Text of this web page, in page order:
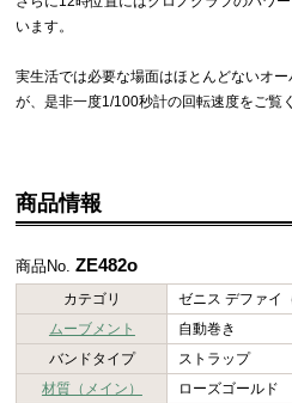
います。
実生活では必要な場面はほとんどないオ
が、是非一度1/100秒計の回転速度をご覧
商品情報
商品No.ZE482o
カテゴリ
ゼニス デファイ
ムーブメント
自動巻き
バンドタイプ
ストラップ
材質（メイン）
ローズゴールド